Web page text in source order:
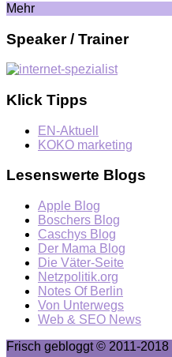
Mehr
Speaker / Trainer
Klick Tipps
EN-Aktuell
KOKO marketing
Lesenswerte Blogs
Apple Blog
Boschers Blog
Caschys Blog
Der Mama Blog
Die Väter-Seite
Netzpolitik.org
Notes Of Berlin
Von Unterwegs
Web & SEO News
Frisch gebloggt © 2011-2018